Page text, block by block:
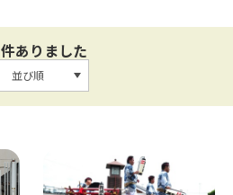
件ありました
並び順